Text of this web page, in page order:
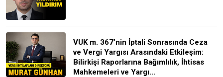
VUK m. 367’nin İptali Sonrasında Ceza
ve Vergi Yargısı Arasındaki Etkileşim:
Bilirkişi Raporlarına Bağımlılık, İhtisas
Mahkemeleri ve Yargı...